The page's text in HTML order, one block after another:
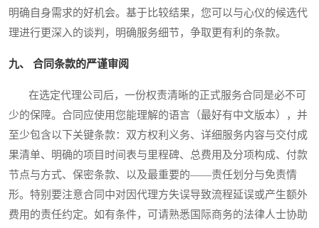
明确自身需求的好机会。基于比较结果，您可以与心仪的候选代
理进行更深入的谈判，明确服务细节，争取更有利的条款。
九、 合同条款的严谨审阅
在选定代理公司后，一份权责清晰的正式服务合同是必不可
少的保障。合同应使用您能理解的语言（最好有中文版本），并
至少包含以下关键条款：双方权利义务、详细服务内容与交付成
果清单、明确的项目时间表与里程碑、总费用及分项构成、付款
节点与方式、保密条款、以及最重要的——责任划分与免责情
形。特别要注意合同中对因代理方失误导致流程延误或产生额外
费用的责任约定。如有条件，可请熟悉国际商务的法律人士协助